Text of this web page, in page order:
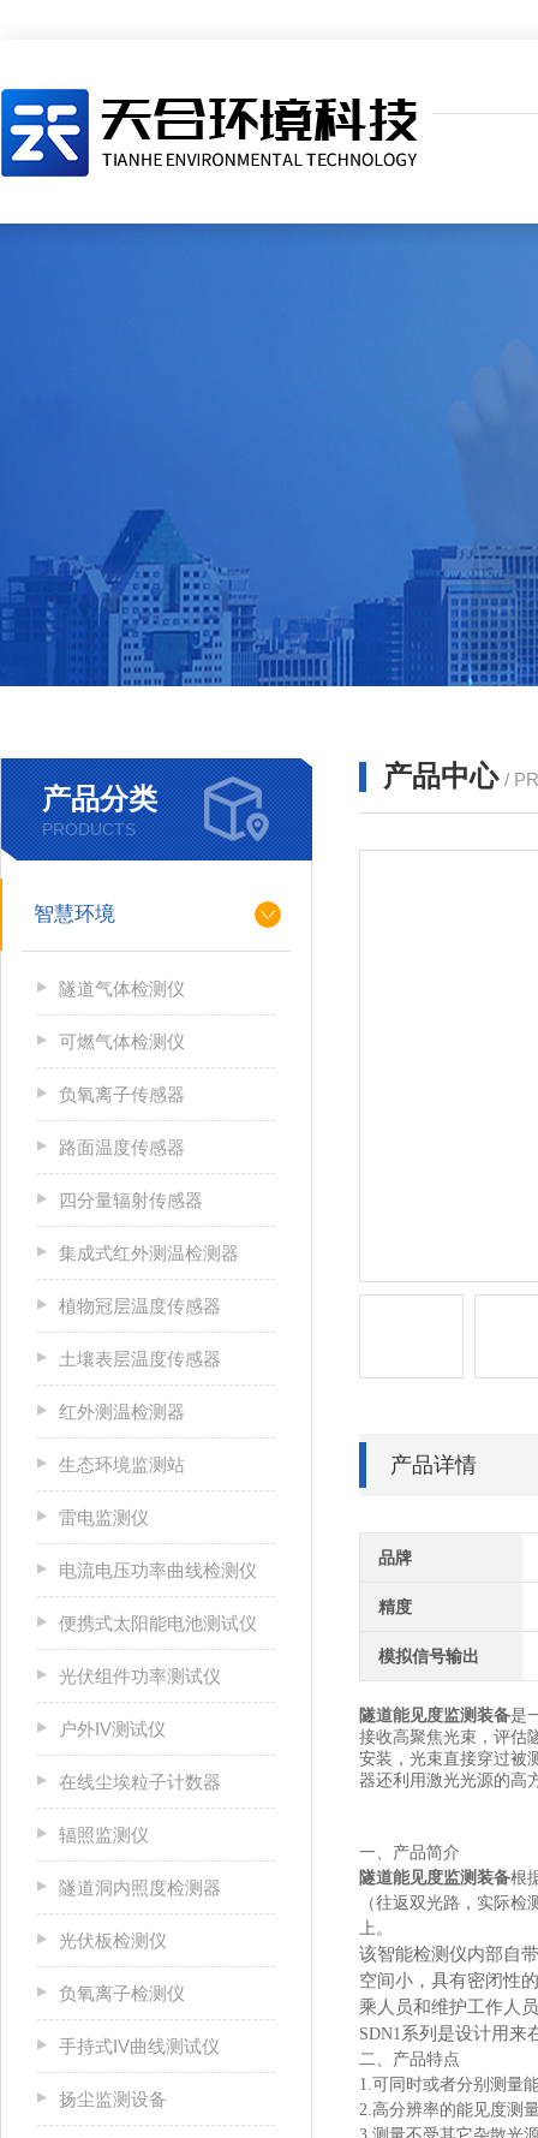
产品分类
PRODUCTS
智慧环境
隧道气体检测仪
可燃气体检测仪
负氧离子传感器
路面温度传感器
四分量辐射传感器
集成式红外测温检测器
植物冠层温度传感器
土壤表层温度传感器
红外测温检测器
生态环境监测站
雷电监测仪
电流电压功率曲线检测仪
便携式太阳能电池测试仪
光伏组件功率测试仪
户外IV测试仪
在线尘埃粒子计数器
辐照监测仪
隧道洞内照度检测器
光伏板检测仪
负氧离子检测仪
手持式IV曲线测试仪
扬尘监测设备
产品中心 /
产品详情
品牌
精度
模拟信号输出
隧道能见度监测装备是
接收高聚焦光束，评估
安装，光束直接穿过被
器还利用激光光源的高
一、产品简介
隧道能见度监测装备根
（往返双光路，实际
上。
该智能检测仪内部自
空间小，具有密闭性
乘人员和维护工作人
SDN1 系列是设计用来
二、产品特点
1.可同时或者分别测量
2.高分辨率的能见度测